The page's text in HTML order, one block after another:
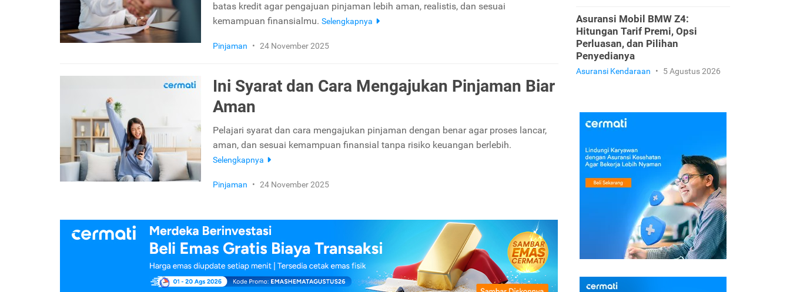
batas kredit agar pengajuan pinjaman lebih aman, realistis, dan sesuai
kemampuan finansialmu. Selengkapnya
Pinjaman • 24 November 2025
Ini Syarat dan Cara Mengajukan Pinjaman Biar
Aman
Pelajari syarat dan cara mengajukan pinjaman dengan benar agar proses lancar,
aman, dan sesuai kemampuan finansial tanpa risiko keuangan berlebih.
Selengkapnya
Pinjaman • 24 November 2025
Asuransi Mobil BMW Z4:
Hitungan Tarif Premi, Opsi
Perluasan, dan Pilihan
Penyedianya
Asuransi Kendaraan • 5 Agustus 2026